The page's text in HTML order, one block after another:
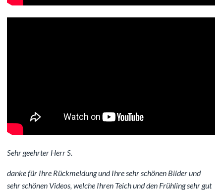
Sehr geehrter Herr S.
danke für Ihre Rückmeldung und Ihre sehr schönen Bilder und
sehr schönen Videos, welche Ihren Teich und den Frühling sehr gut